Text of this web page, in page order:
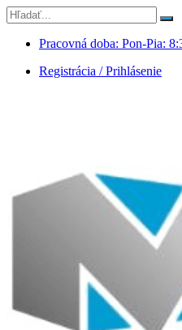
Pracovná doba: Pon-Pia:
Registrácia / Prihlásenie